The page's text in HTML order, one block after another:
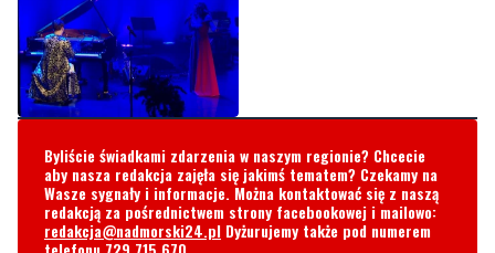
Byliście świadkami zdarzenia w naszym regionie? Chcecie
aby nasza redakcja zajęła się jakimś tematem? Czekamy na
Wasze sygnały i informacje. Można kontaktować się z naszą
redakcja@nadmorski24.plDyżurujemy także pod numerem
telefonu729 715 670.